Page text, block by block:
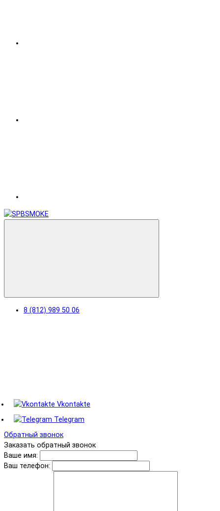
8 (812) 989 50 06
Vkontakte
Telegram
Обратный звонок
Заказать обратный звонок
Ваше имя:
Ваш телефон: